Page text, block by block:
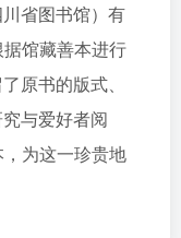
省图书馆）有
馆藏善本进行
原书的版式、
与爱好者阅
为这一珍贵地